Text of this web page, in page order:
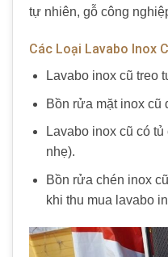
tự nhiên, gỗ công
Các Loại Lavabo Inox
Lavabo inox cũ treo
Bồn rửa mặt inox cũ
Lavabo inox cũ có
nhẹ).
Bồn rửa chén inox
khi thu mua lavabo